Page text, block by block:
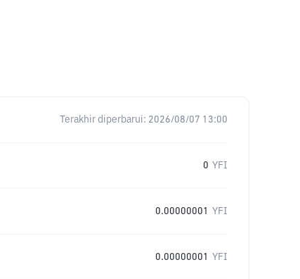
Terakhir diperbarui: 2026/08/07 13:00
0 YFI
0.00000001 YFI
0.00000001 YFI